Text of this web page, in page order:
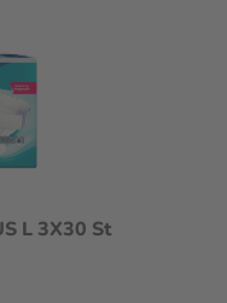
L 3X30 St